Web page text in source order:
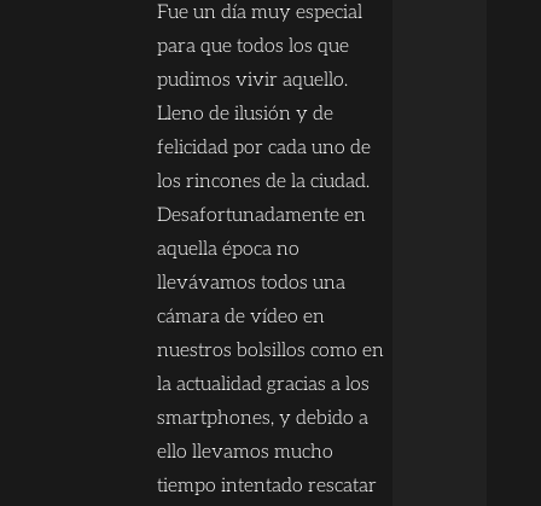
Fue un día muy especial
para que todos los que
pudimos vivir aquello.
Lleno de ilusión y de
felicidad por cada uno de
los rincones de la ciudad.
Desafortunadamente en
aquella época no
llevávamos todos una
cámara de vídeo en
nuestros bolsillos como en
la actualidad gracias a los
smartphones, y debido a
ello llevamos mucho
tiempo intentado rescatar